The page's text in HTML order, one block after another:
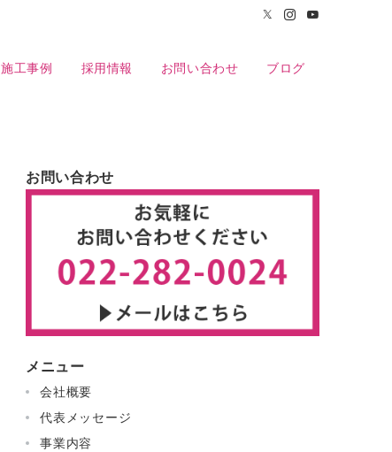
施工事例 採用情報 お問い合わせ ブログ
お問い合わせ
メニュー
会社概要
代表メッセージ
事業内容